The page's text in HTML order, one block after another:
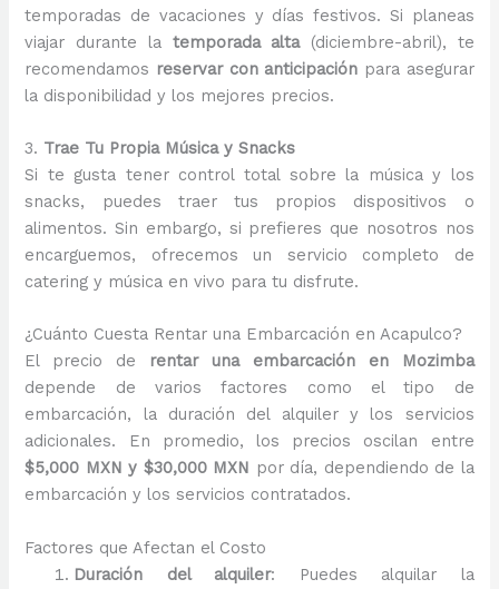
temporadas de vacaciones y días festivos. Si planeas
viajar durante la temporada alta(diciembre-abril), te
recomendamos reservar con anticipación para asegurar
la disponibilidad y los mejores precios.
3. Trae Tu Propia Música y Snacks
Si te gusta tener control total sobre la música y los
snacks, puedes traer tus propios dispositivos o
alimentos. Sin embargo, si prefieres que nosotros nos
encarguemos, ofrecemos un servicio completo de
catering y música en vivo para tu disfrute.
¿Cuánto Cuesta Rentar una Embarcación en Acapulco?
El precio de
rentar una embarcación en Mozimba
depende de varios factores como el tipo de
embarcación, la duración del alquiler y los servicios
adicionales. En promedio, los precios oscilan entre
$5,000 MXN y $30,000 MXN por día, dependiendo de la
embarcación y los servicios contratados.
Factores que Afectan el Costo
Duración del alquiler: Puedes alquilar la